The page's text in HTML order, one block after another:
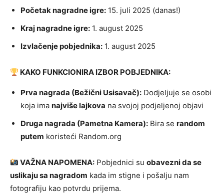
Početak nagradne igre: 15. juli 2025 (danas!)
Kraj nagradne igre: 1. august 2025
Izvlačenje pobjednika: 1. august 2025
KAKO FUNKCIONIRA IZBOR POBJEDNIKA:
Prva nagrada (Bežični Usisavač): Dodjeljuje se osobi
koja ima najviše lajkova na svojoj podjeljenoj objavi
Druga nagrada (Pametna Kamera): Bira se random
putem koristeći Random.org
VAŽNA NAPOMENA: Pobjednici suobavezni da se
uslikaju sa nagradom kada im stigne i pošalju nam
fotografiju kao potvrdu prijema.